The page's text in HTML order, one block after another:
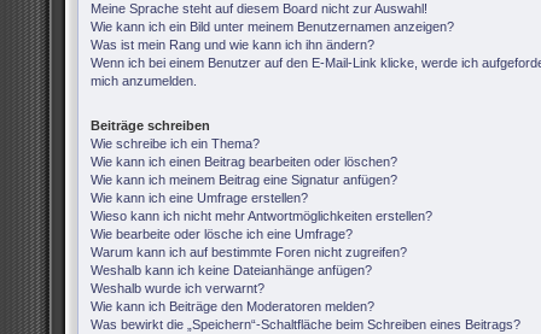
Meine Sprache steht auf diesem Board nicht zur Auswahl!
Wie kann ich ein Bild unter meinem Benutzernamen anzeigen?
Was ist mein Rang und wie kann ich ihn ändern?
Wenn ich bei einem Benutzer auf den E-Mail-Link klicke, werde ich
mich anzumelden.
Beiträge schreiben
Wie schreibe ich ein Thema?
Wie kann ich einen Beitrag bearbeiten oder löschen?
Wie kann ich meinem Beitrag eine Signatur anfügen?
Wie kann ich eine Umfrage erstellen?
Wieso kann ich nicht mehr Antwortmöglichkeiten erstellen?
Wie bearbeite oder lösche ich eine Umfrage?
Warum kann ich auf bestimmte Foren nicht zugreifen?
Weshalb kann ich keine Dateianhänge anfügen?
Weshalb wurde ich verwarnt?
Wie kann ich Beiträge den Moderatoren melden?
Was bewirkt die „Speichern“-Schaltfläche beim Schreiben eines Beitrags?